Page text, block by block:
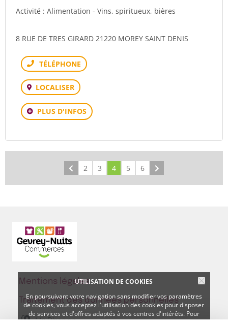
UTILISATION DE COOKIES
En poursuivant votre navigation sans modifier vos paramètres
de cookies, vous acceptez l'utilisation des cookies pour disposer
de services et d'offres adaptés à vos centres d'intérêts. Pour
gérer et modifier ces paramètres,cliquez ici
Activité : Alimentation - Vins, spiritueux, bières
8 RUE DE TRES GIRARD 21220 MOREY SAINT DENIS
Téléphone
LOCALISER
PLUS D'INFOS
Précédent
2 3 4 5 6
Mentions légales
Traitement des données personnelles